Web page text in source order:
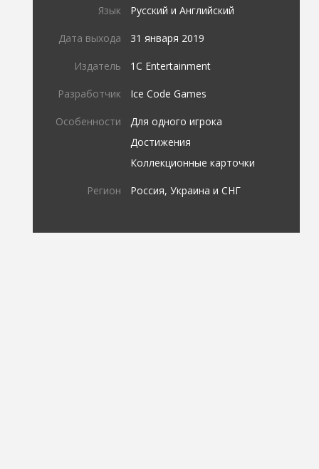
Язык Русский и Английский
Дата выхода 31 января 2019
Издатель 1C Entertainment
Разработчик Ice Code Games
Особенности
Для одного игрока
Достижения
Коллекционные карточки
Регион Россия, Украина и СНГ